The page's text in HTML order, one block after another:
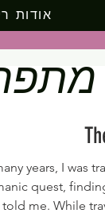
אודות
years, I was
quest,
me. While